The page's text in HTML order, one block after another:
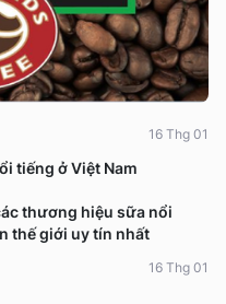
tiếng ở Việt Nam
16 Thg 01
thương hiệu sữa nổi
thế giới uy tín nhất
16 Thg 01